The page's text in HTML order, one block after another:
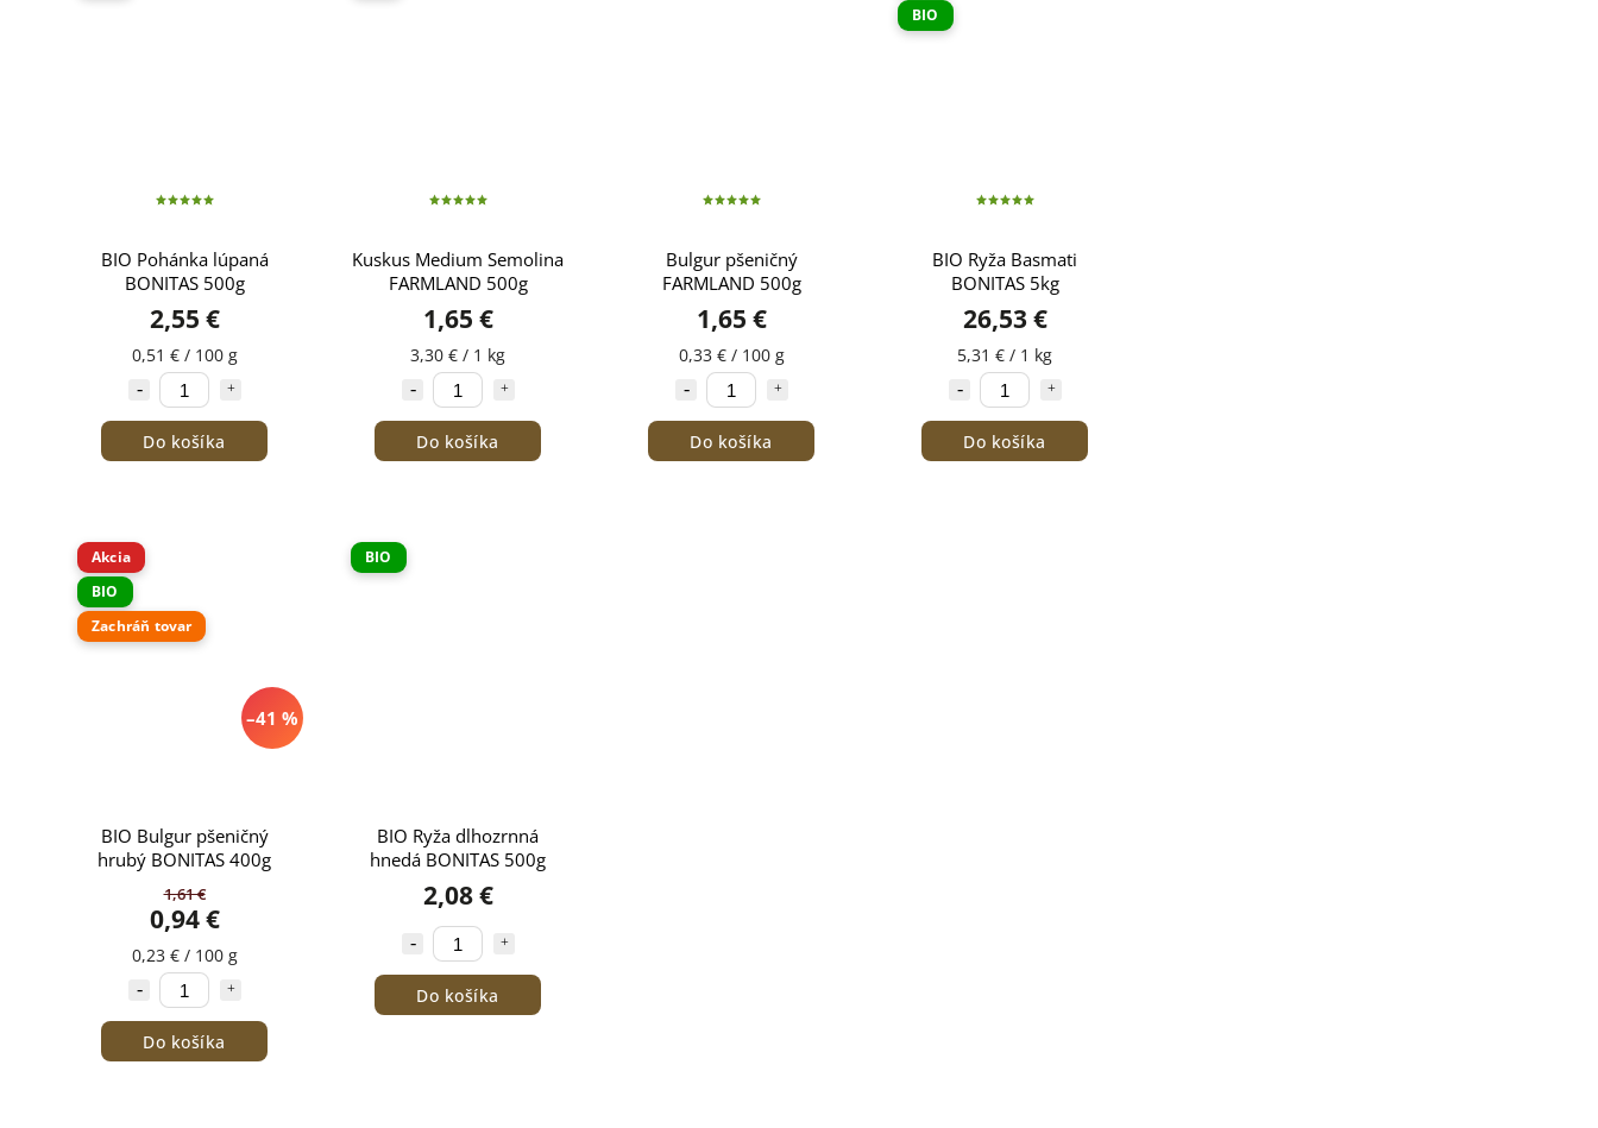
BIO Pohánka lúpaná
BONITAS 500g
2,55 €
0,51 € / 100 g
Do košíka
Kuskus Medium Semolina
FARMLAND 500g
1,65 €
3,30 € / 1 kg
Do košíka
Bulgur pšeničný
FARMLAND 500g
1,65 €
0,33 € / 100 g
Do košíka
BIO
BIO Ryža Basmati
BONITAS 5kg
26,53 €
5,31 € / 1 kg
Do košíka
Akcia
BIO
Zachráň tovar
–41 %
BIO Bulgur pšeničný
hrubý BONITAS 400g
1,61 €
0,94 €
0,23 € / 100 g
Do košíka
BIO
BIO Ryža dlhozrnná
hnedá BONITAS 500g
2,08 €
Do košíka